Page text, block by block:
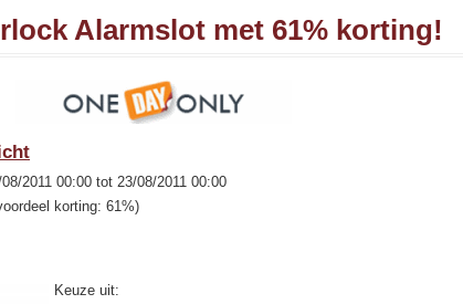
Alarmslot met 61% korting!
2011 00:00 tot 23/08/2011 00:00
korting: 61%)
Keuze uit: